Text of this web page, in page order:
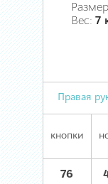
Вес: 7
Правая
кнопки
76